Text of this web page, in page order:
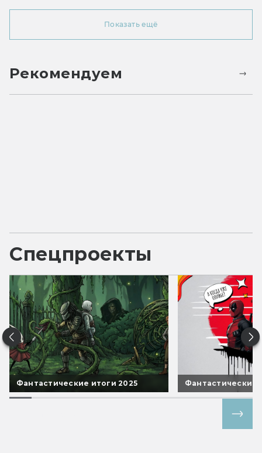
Показать ещё
Рекомендуем
Спецпроекты
Фантастические итоги 2025 Фантастические